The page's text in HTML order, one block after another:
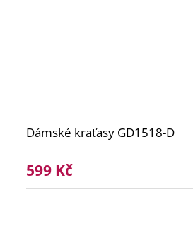
Dámské kraťasy GD1518-D
599 Kč